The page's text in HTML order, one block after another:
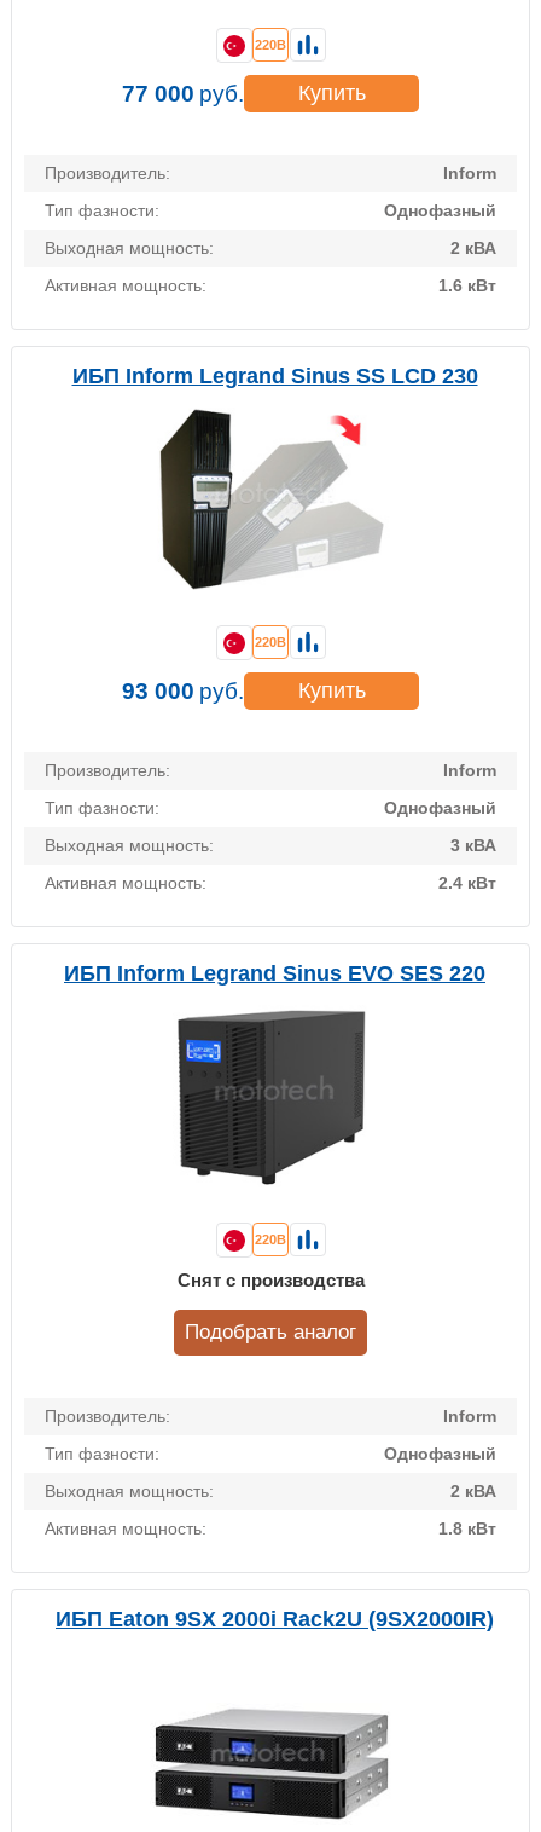
Производитель:
Inform
Тип фазности:
Однофазный
Выходная мощность:
2 кВА
Активная мощность:
1.6 кВт
220В
77 000 руб. Купить
ИБП Inform Legrand Sinus SS LCD 230
Производитель:
Inform
Тип фазности:
Однофазный
Выходная мощность:
3 кВА
Активная мощность:
2.4 кВт
220В
93 000 руб. Купить
ИБП Inform Legrand Sinus EVO SES 220
Производитель:
Inform
Тип фазности:
Однофазный
Выходная мощность:
2 кВА
Активная мощность:
1.8 кВт
220В
Снят с производства
Подобрать аналог
ИБП Eaton 9SX 2000i Rack2U (9SX2000IR)